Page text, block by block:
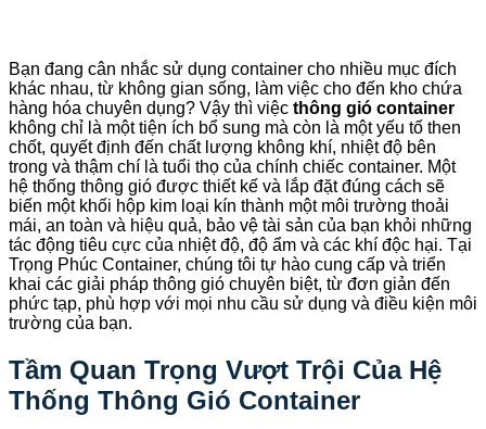
Bạn đang cân nhắc sử dụng container cho nhiều mục đích
khác nhau, từ không gian sống, làm việc cho đến kho chứa
hàng hóa chuyên dụng? Vậy thì việc thông gió container
không chỉ là một tiện ích bổ sung mà còn là một yếu tố then
chốt, quyết định đến chất lượng không khí, nhiệt độ bên
trong và thậm chí là tuổi thọ của chính chiếc container. Một
hệ thống thông gió được thiết kế và lắp đặt đúng cách sẽ
biến một khối hộp kim loại kín thành một môi trường thoải
mái, an toàn và hiệu quả, bảo vệ tài sản của bạn khỏi những
tác động tiêu cực của nhiệt độ, độ ẩm và các khí độc hại. Tại
Trọng Phúc Container, chúng tôi tự hào cung cấp và triển
khai các giải pháp thông gió chuyên biệt, từ đơn giản đến
phức tạp, phù hợp với mọi nhu cầu sử dụng và điều kiện môi
trường của bạn.
Tầm Quan Trọng Vượt Trội Của Hệ
Thống Thông Gió Container